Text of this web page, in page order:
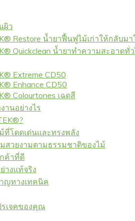
ผิว
Restore น้ำยาฟื้นฟูไม้เก่าให้กลับม
Quickclean น้ำยาทำความสะอาดทั่
Extreme CD50
Enhance CD50
Colourtones เฉดสี
นอย่างไร
ที่โดดเด่นและทรงพลัง
สวยงามตามธรรมชาติของไม้
ค้าที่ดี
างแท้จริง
ญทางเทคนิค
รเจคของคุณ